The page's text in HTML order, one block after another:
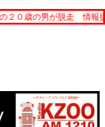
０歳の男が脱走 情報提供